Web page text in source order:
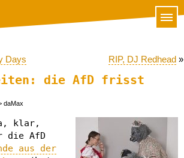
Days RIP, DJ Redhead »
die AfD frisst
daMax
klar,
AfD
aus der